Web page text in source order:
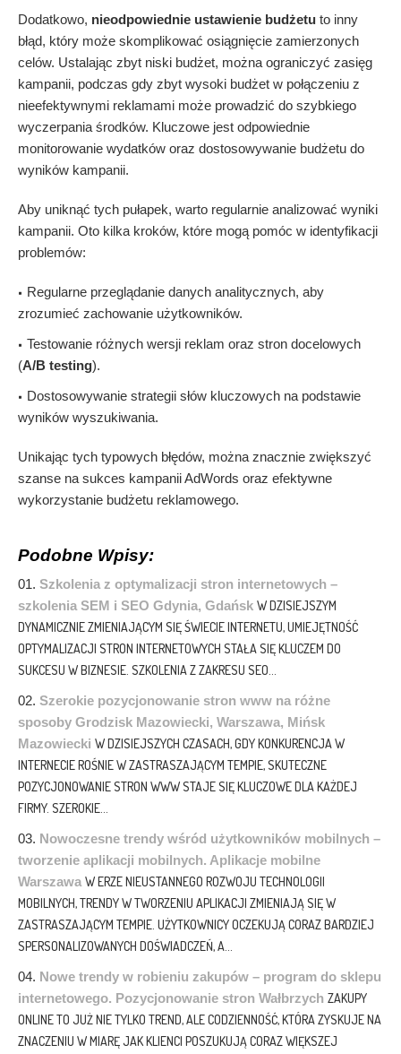
Dodatkowo, nieodpowiednie ustawienie budżetu to inny
błąd, który może skomplikować osiągnięcie zamierzonych
celów. Ustalając zbyt niski budżet, można ograniczyć zasięg
kampanii, podczas gdy zbyt wysoki budżet w połączeniu z
nieefektywnymi reklamami może prowadzić do szybkiego
wyczerpania środków. Kluczowe jest odpowiednie
monitorowanie wydatków oraz dostosowywanie budżetu do
wyników kampanii.
Aby uniknąć tych pułapek, warto regularnie analizować wyniki
kampanii. Oto kilka kroków, które mogą pomóc w identyfikacji
problemów:
Regularne przeglądanie danych analitycznych, aby
zrozumieć zachowanie użytkowników.
Testowanie różnych wersji reklam oraz stron docelowych
(A/B testing).
Dostosowywanie strategii słów kluczowych na podstawie
wyników wyszukiwania.
Unikając tych typowych błędów, można znacznie zwiększyć
szanse na sukces kampanii AdWords oraz efektywne
wykorzystanie budżetu reklamowego.
Podobne Wpisy:
Szkolenia z optymalizacji stron internetowych –
szkolenia SEM i SEO Gdynia, Gdańsk W DZISIEJSZYM
DYNAMICZNIE ZMIENIAJĄCYM SIĘ ŚWIECIE INTERNETU, UMIEJĘTNOŚĆ
OPTYMALIZACJI STRON INTERNETOWYCH STAŁA SIĘ KLUCZEM DO
SUKCESU W BIZNESIE. SZKOLENIA Z ZAKRESU SEO...
Szerokie pozycjonowanie stron www na różne
sposoby Grodzisk Mazowiecki, Warszawa, Mińsk
Mazowiecki W DZISIEJSZYCH CZASACH, GDY KONKURENCJA W
INTERNECIE ROŚNIE W ZASTRASZAJĄCYM TEMPIE, SKUTECZNE
POZYCJONOWANIE STRON WWW STAJE SIĘ KLUCZOWE DLA KAŻDEJ
FIRMY. SZEROKIE...
Nowoczesne trendy wśród użytkowników mobilnych –
tworzenie aplikacji mobilnych. Aplikacje mobilne
Warszawa W ERZE NIEUSTANNEGO ROZWOJU TECHNOLOGII
MOBILNYCH, TRENDY W TWORZENIU APLIKACJI ZMIENIAJĄ SIĘ W
ZASTRASZAJĄCYM TEMPIE. UŻYTKOWNICY OCZEKUJĄ CORAZ BARDZIEJ
SPERSONALIZOWANYCH DOŚWIADCZEŃ, A...
Nowe trendy w robieniu zakupów – program do sklepu
internetowego. Pozycjonowanie stron Wałbrzych ZAKUPY
ONLINE TO JUŻ NIE TYLKO TREND, ALE CODZIENNOŚĆ, KTÓRA ZYSKUJE NA
ZNACZENIU W MIARĘ JAK KLIENCI POSZUKUJĄ CORAZ WIĘKSZEJ